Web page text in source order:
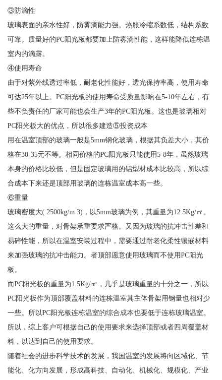
③防滴性
玻璃表面的亲水性好，防雾滴能力强。热胀冷缩系数低，结构系数
可靠。质量好的PC阳光板都要加上防雾滴性能，这样能降低连栋温
室内的滴露。
④使用寿命
由于对紫外线透过率低，耐老化性能好，透光保持率高，使用寿命
可达25年以上。PC阳光板的使用寿命受质量影响在5-10年左右，有
些不负责任的厂家可能也会生产3年的PC阳光板。这也是玻璃相对
PC阳光板大的优点，所以很多建造⑤投资成本
用在温室顶部的玻璃一般是5mm钢化玻璃，根据其负差大小，其价
格在30-35元不等。相同价格的PC阳光板只能使用5-8年，虽然玻璃
本身的价格比较低，但是固定玻璃用的铝型材成本比较高，所以综
合成本下来还是顶部用玻璃的连栋温室成本高一些。
⑥重量
玻璃密度大( 2500kg/m 3)，以5mm玻璃为例，其重量为12.5Kg/㎡。
这么大的重量，对骨架承重要求严格。又因为玻璃的抗冲击性差和
易碎性能，所以在温室安装过程中，需要通过耐老化柔性镶嵌材料
来加强玻璃的抗冲击能力。者顶部愿意使用玻璃而不使用PC阳光
板。
而PC阳光板的重量为1.5Kg/㎡，几乎是玻璃重量的十分之一，所以
PC阳光板作为顶部覆盖材料的连栋温室其主体骨架用钢量也相对少
一些。所以PC阳光板连栋温室的综合成本也要低于连栋玻璃温室。
所以，综上客户可根据自己的使用要求来选择顶部或者四周覆盖材
料，以达到自己的使用要求。
随着社会的进步科学技术的发展，我国温室的发展将向区域化、节
能化、化方向发展，形成高科技、自动化、机械化、规模化、产业